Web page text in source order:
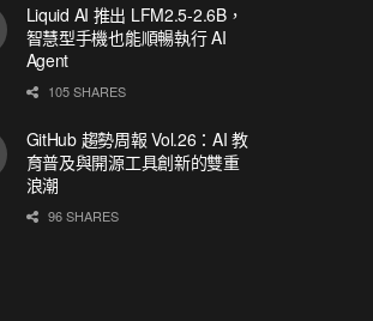
Liquid AI 推出 LFM2.5-2.6B，
智慧型手機也能順暢執行 AI
Agent
105 SHARES
GitHub 趨勢周報 Vol.26：AI 教
育普及與開源工具創新的雙重
浪潮
96 SHARES